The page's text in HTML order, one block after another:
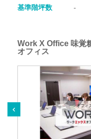
基準階坪数
-
Work X Office 味
オフィス